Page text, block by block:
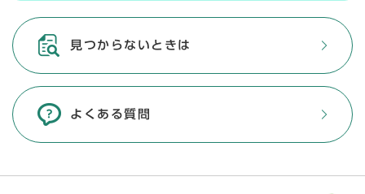
見つからないときは
よくある質問